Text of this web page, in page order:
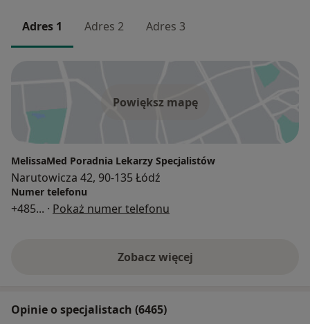
Adres 1 Adres 2 Adres 3
Powiększ mapę
MelissaMed Poradnia Lekarzy Specjalistów
Narutowicza 42, 90-135 Łódź
Numer telefonu
+485... · Pokaż numer telefonu
Zobacz więcej
Opinie o specjalistach (6465)